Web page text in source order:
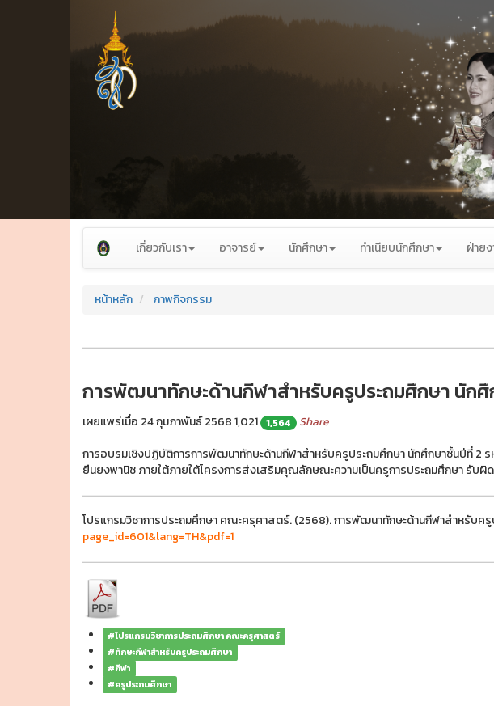
เกี่ยวกับเรา อาจารย์ นักศึกษา ทำเนียบนักศึกษา ฝ่าย
หน้าหลัก ภาพกิจกรรม
การพัฒนาทักษะด้านกีฬาสำหรับครูประถมศึกษา นัก
เผยแพร่เมื่อ 24 กุมภาพันธ์ 25681,021 1,564
Share
การอบรมเชิงปฏิบัติการการพัฒนาทักษะด้านกีฬาสำหรับครูประถมศึกษา นักศึกษาชั้นปีที่
ยืนยงพานิช ภายใต้ภายใต้โครงการส่งเสริมคุณลักษณะความเป็นครูการประถมศึกษา รั
โปรแกรมวิชาการประถมศึกษา คณะครุศาสตร์. (2568). การพัฒนาทักษะด้านกีฬาสำหรับ
page_id=601&lang=TH&pdf=1
#โปรแกรมวิชาการประถมศึกษา คณะครุศาสตร์
#ทักษะกีฬาสำหรับครูประถมศึกษา
#กีฬา
#ครูประถมศึกษา